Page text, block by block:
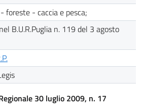
foreste - caccia e pesca;
B.U.R.Puglia n. 119 del 3 agosto
30 luglio 2009, n. 17